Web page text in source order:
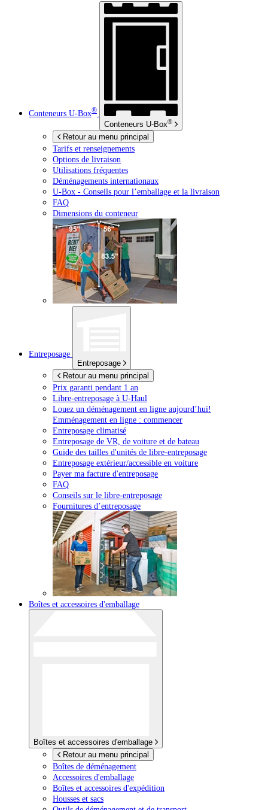
Conteneurs U-Box®
Conteneurs U-Box®
Retour au menu principal
Tarifs et renseignements
Options de livraison
Utilisations fréquentes
Déménagements internationaux
U-Box - Conseils pour l’emballage et la livraison
FAQ
Dimensions du conteneur
Entreposage
Entreposage
Retour au menu principal
Prix garanti pendant 1 an
Libre-entreposage à U-Haul
Louez un déménagement en ligne aujourd’hui!
Emménagement en ligne : commencer
Entreposage climatisé
Entreposage de VR, de voiture et de bateau
Guide des tailles d'unités de libre-entreposage
Entreposage extérieur/accessible en voiture
Payer ma facture d'entreposage
FAQ
Conseils sur le libre-entreposage
Fournitures d’entreposage
Boîtes et accessoires d'emballage
Boîtes et accessoires d'emballage
Retour au menu principal
Boîtes de déménagement
Accessoires d'emballage
Boîtes et accessoires d'expédition
Housses et sacs